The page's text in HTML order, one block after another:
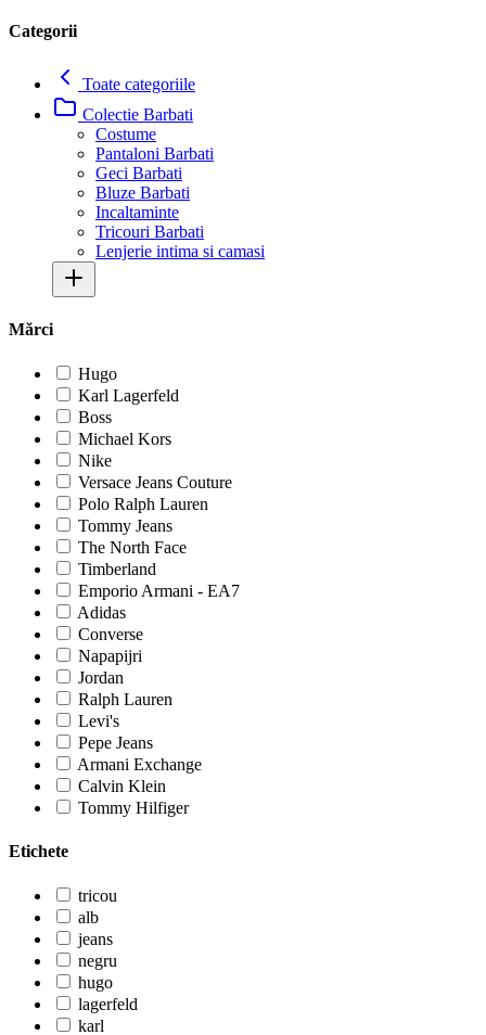
Categorii
Toate categoriile
Colectie Barbati
Costume
Pantaloni Barbati
Geci Barbati
Bluze Barbati
Incaltaminte
Tricouri Barbati
Lenjerie intima si camasi
Mărci
Hugo
Karl Lagerfeld
Boss
Michael Kors
Nike
Versace Jeans Couture
Polo Ralph Lauren
Tommy Jeans
The North Face
Timberland
Emporio Armani - EA7
Adidas
Converse
Napapijri
Jordan
Ralph Lauren
Levi's
Pepe Jeans
Armani Exchange
Calvin Klein
Tommy Hilfiger
Etichete
tricou
alb
jeans
negru
hugo
lagerfeld
karl